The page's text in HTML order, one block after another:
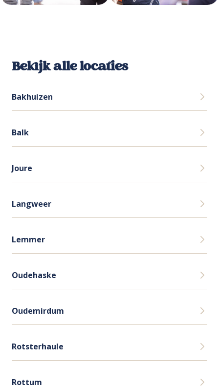
Bekijk alle locaties
Bakhuizen
Balk
Joure
Langweer
Lemmer
Oudehaske
Oudemirdum
Rotsterhaule
Rottum